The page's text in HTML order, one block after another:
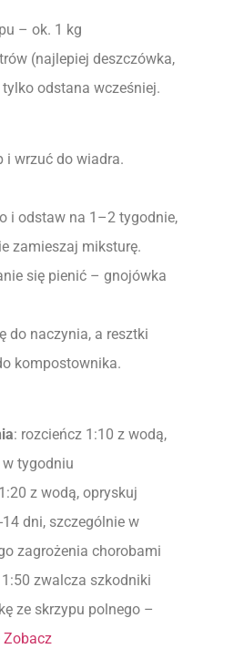
– ok. 1 kg
(najlepiej deszczówka,
odstana wcześniej.
i wrzuć do wiadra.
i odstaw na 1–2 tygodnie,
zamieszaj miksturę.
się pienić – gnojówka
do naczynia, a resztki
kompostownika.
: rozcieńcz 1:10 z wodą,
tygodniu
z wodą, opryskuj
dni, szczególnie w
zagrożenia chorobami
zwalcza szkodniki
ze skrzypu polnego –
Zobacz